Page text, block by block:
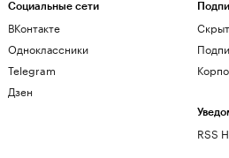
Социальные сети
ВКонтакте
Одноклассники
Telegram
Дзен
RSS